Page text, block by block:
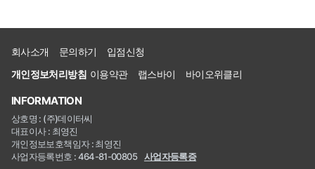
회사소개 문의하기
입점신청
개인정보처리방침 이용약관 랩스바이 바이오위클리
INFORMATION
상호명 : (주)데이터씨
대표이사 : 최영진
개인정보보호책임자 : 최영진
사업자등록번호 : 464-81-00805
사업자등록증